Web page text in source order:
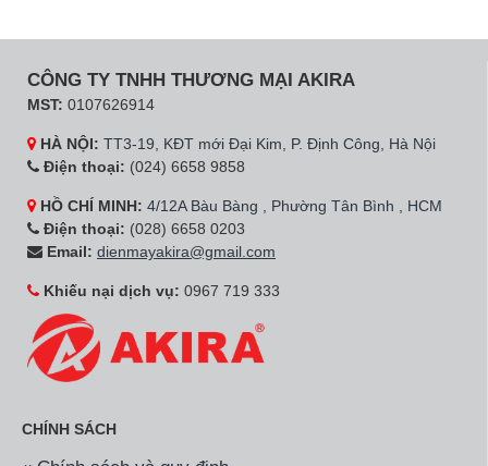
CÔNG TY TNHH THƯƠNG MẠI AKIRA
MST: 0107626914
HÀ NỘI: TT3-19, KĐT mới Đại Kim, P. Định Công, Hà Nội
Điện thoại: (024) 6658 9858
HỒ CHÍ MINH: 4/12A Bàu Bàng , Phường Tân Bình , HCM
Điện thoại: (028) 6658 0203
Email: dienmayakira@gmail.com
Khiếu nại dịch vụ: 0967 719 333
CHÍNH SÁCH